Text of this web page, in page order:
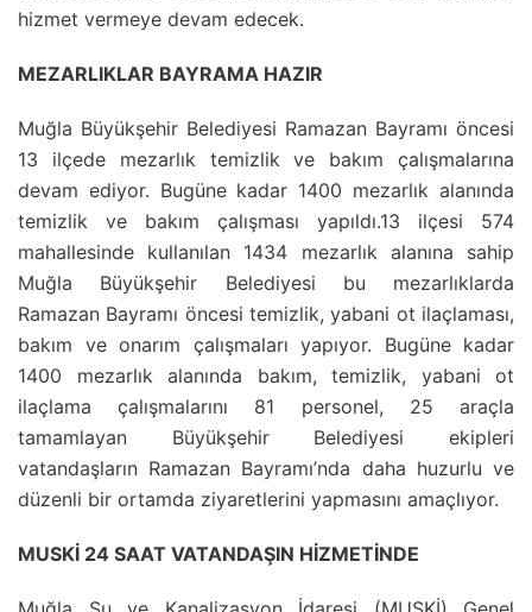
hizmet vermeye devam edecek.
MEZARLIKLAR BAYRAMA HAZIR
Muğla Büyükşehir Belediyesi Ramazan Bayramı öncesi
13 ilçede mezarlık temizlik ve bakım çalışmalarına
devam ediyor. Bugüne kadar 1400 mezarlık alanında
temizlik ve bakım çalışması yapıldı.13 ilçesi 574
mahallesinde kullanılan 1434 mezarlık alanına sahip
Muğla Büyükşehir Belediyesi bu mezarlıklarda
Ramazan Bayramı öncesi temizlik, yabani ot ilaçlaması,
bakım ve onarım çalışmaları yapıyor. Bugüne kadar
1400 mezarlık alanında bakım, temizlik, yabani ot
ilaçlama çalışmalarını 81 personel, 25 araçla
tamamlayan Büyükşehir Belediyesi ekipleri
vatandaşların Ramazan Bayramı’nda daha huzurlu ve
düzenli bir ortamda ziyaretlerini yapmasını amaçlıyor.
MUSKİ 24 SAAT VATANDAŞIN HİZMETİNDE